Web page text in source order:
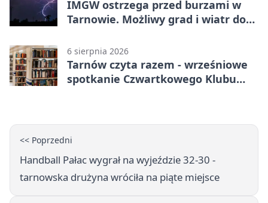
IMGW ostrzega przed burzami w
Tarnowie. Możliwy grad i wiatr do
6 sierpnia 2026
Tarnów czyta razem - wrześniowe
spotkanie Czwartkowego Klubu
<< Poprzedni
Handball Pałac wygrał na wyjeździe 32-30 -
tarnowska drużyna wróciła na piąte miejsce